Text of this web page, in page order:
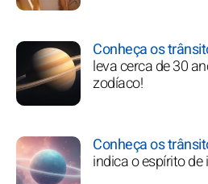
Conheça os
leva cerca de 30
zodíaco!
Conheça os
indica o espírito